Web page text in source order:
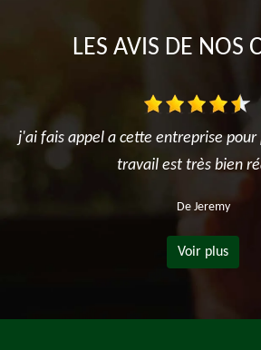
LES AVIS DE NOS
j'ai fais appel a cette entreprise pour
travail est très bien
De Jeremy
Voir plus